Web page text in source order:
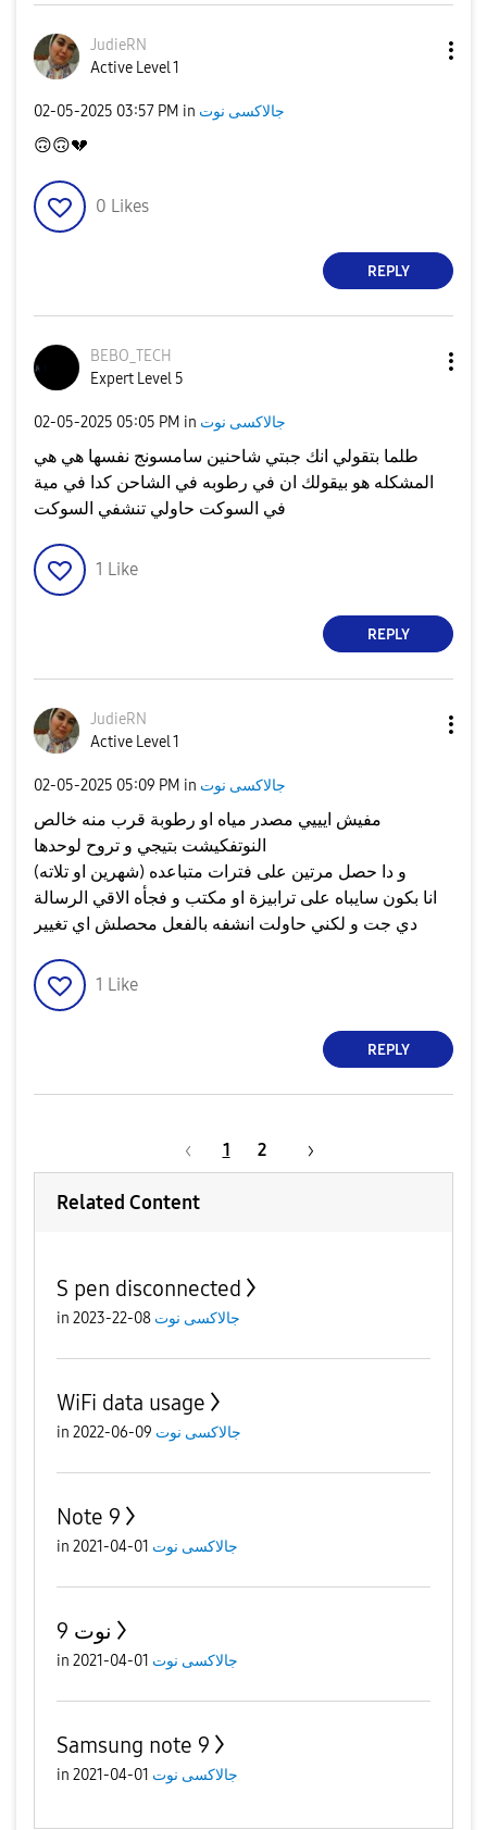
JudieRN
Active Level 1
‎02-05-2025 03:57 PM in جالاكسى نوت
🙃🙃💔
0 Likes
REPLY
BEBO_TECH
Expert Level 5
‎02-05-2025 05:05 PM in جالاكسى نوت
طلما بتقولي انك جبتي شاحنين سامسونج نفسها هي هي
المشكله هو بيقولك ان في رطوبه في الشاحن كدا في مية
في السوكت حاولي تنشفي السوكت
1 Like
REPLY
JudieRN
Active Level 1
‎02-05-2025 05:09 PM in جالاكسى نوت
مفيش ايييي مصدر مياه او رطوبة قرب منه خالص
النوتفكيشت بتيجي و تروح لوحدها
و دا حصل مرتين على فترات متباعده (شهرين او تلاته)
انا بكون سايباه على ترابيزة او مكتب و فجأه الاقي الرسالة
دي جت و لكني حاولت انشفه بالفعل محصلش اي تغيير
1 Like
REPLY
1 2
Related Content
S pen disconnected
in جالاكسى نوت 08-22-2023
WiFi data usage
in جالاكسى نوت 09-06-2022
Note 9
in جالاكسى نوت 01-04-2021
نوت 9
in جالاكسى نوت 01-04-2021
Samsung note 9
in جالاكسى نوت 01-04-2021